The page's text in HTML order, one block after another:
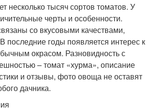
несколько тысяч сортов томатов. У
черты и особенности.
со вкусовыми качествами,
годы появляется интерес к
окрасом. Разновидность с
– томат «хурма», описание
и отзывы, фото овоща не оставят
дачника.